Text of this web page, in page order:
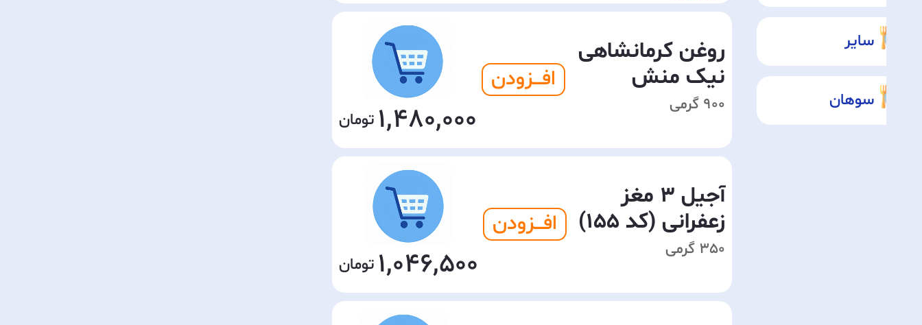
سایر
سوهان
روغن کرمانشاهی
نیک منش
900 گرمی
افـــزودن
1,480,000
آجیل 3 مغز
زعفرانی (کد 155)
350 گرمی
افـــزودن
1,046,500